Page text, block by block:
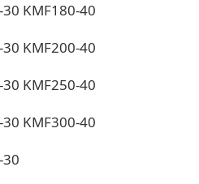
KMF180-40
KMF200-40
KMF250-40
KMF300-40
30